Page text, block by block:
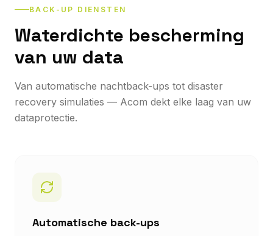
BACK-UP DIENSTEN
Waterdichte bescherming
van uw data
Van automatische nachtback-ups tot disaster
recovery simulaties — Acom dekt elke laag van uw
dataprotectie.
Automatische back-ups